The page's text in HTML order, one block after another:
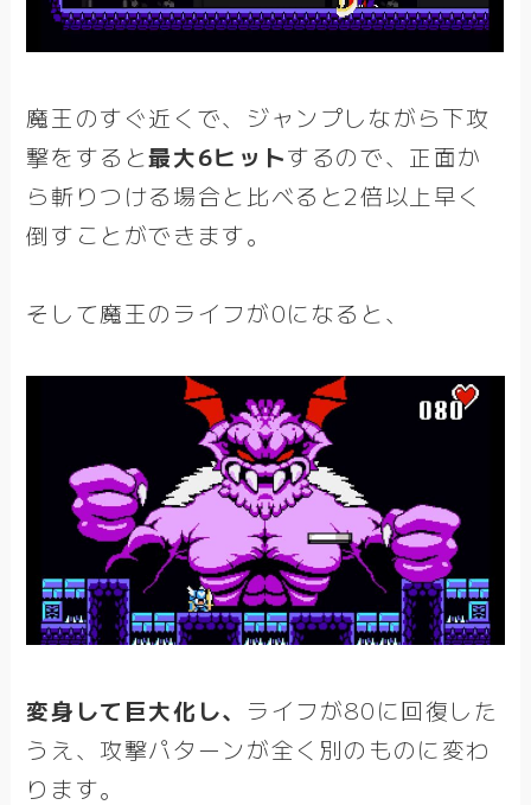
魔王のすぐ近くで、ジャンプしながら下攻
撃をすると最大6ヒットするので、正面か
ら斬りつける場合と比べると2倍以上早く
倒すことができます。
そして魔王のライフが0になると、
変身して巨大化し、 ライフが80に回復した
うえ、攻撃パターンが全く別のものに変わ
ります。